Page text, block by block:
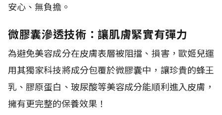
安心、無負擔。
微膠囊滲透技術：讓肌膚緊實有彈力
為避免美容成分在皮膚表層被阻擋、損害，歐姬兒運
用其獨家科技將成分包覆於微膠囊中，讓珍貴的蜂王
乳、膠原蛋白、玻尿酸等美容成分能順利進入皮膚，
擁有更完整的保養效果！